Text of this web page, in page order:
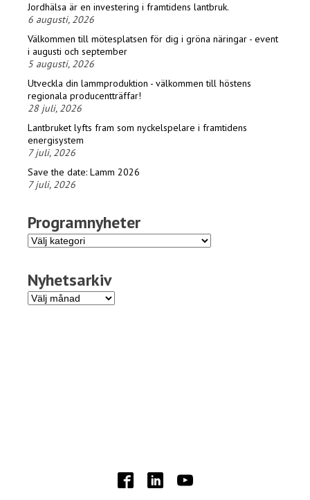
Jordhälsa är en investering i framtidens lantbruk.
6 augusti, 2026
Välkommen till mötesplatsen för dig i gröna näringar - event
i augusti och september
5 augusti, 2026
Utveckla din lammproduktion - välkommen till höstens
regionala producentträffar!
28 juli, 2026
Lantbruket lyfts fram som nyckelspelare i framtidens
energisystem
7 juli, 2026
Save the date: Lamm 2026
7 juli, 2026
Programnyheter
Programnyheter
Nyhetsarkiv
Nyhetsarkiv